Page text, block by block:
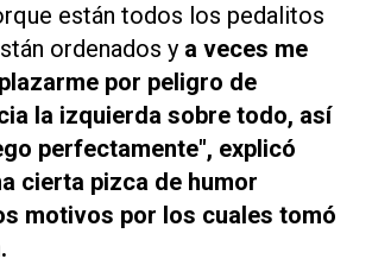
están todos los pedalitos
ordenados y a veces me
por peligro de
la izquierda sobre todo, así
perfectamente", explicó
cierta pizca de humor
motivos por los cuales tomó